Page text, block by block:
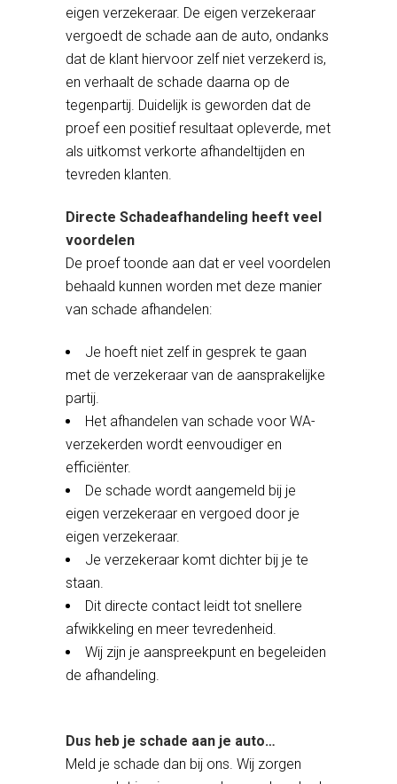
eigen verzekeraar. De eigen verzekeraar
vergoedt de schade aan de auto, ondanks
dat de klant hiervoor zelf niet verzekerd is,
en verhaalt de schade daarna op de
tegenpartij. Duidelijk is geworden dat de
proef een positief resultaat opleverde, met
als uitkomst verkorte afhandeltijden en
tevreden klanten.
Directe Schadeafhandeling heeft veel
voordelen
De proef toonde aan dat er veel voordelen
behaald kunnen worden met deze manier
van schade afhandelen:
Je hoeft niet zelf in gesprek te gaan
met de verzekeraar van de aansprakelijke
partij.
Het afhandelen van schade voor WA-
verzekerden wordt eenvoudiger en
efficiënter.
De schade wordt aangemeld bij je
eigen verzekeraar en vergoed door je
eigen verzekeraar.
Je verzekeraar komt dichter bij je te
staan.
Dit directe contact leidt tot snellere
afwikkeling en meer tevredenheid.
Wij zijn je aanspreekpunt en begeleiden
de afhandeling.
Dus heb je schade aan je auto…
Meld je schade dan bij ons. Wij zorgen